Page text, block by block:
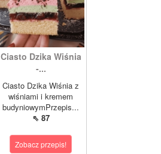
Ciasto Dzika Wiśnia
-...
Ciasto Dzika Wiśnia z
wiśniami i kremem
budyniowymPrzepis...
⇖ 87
Zobacz przepis!